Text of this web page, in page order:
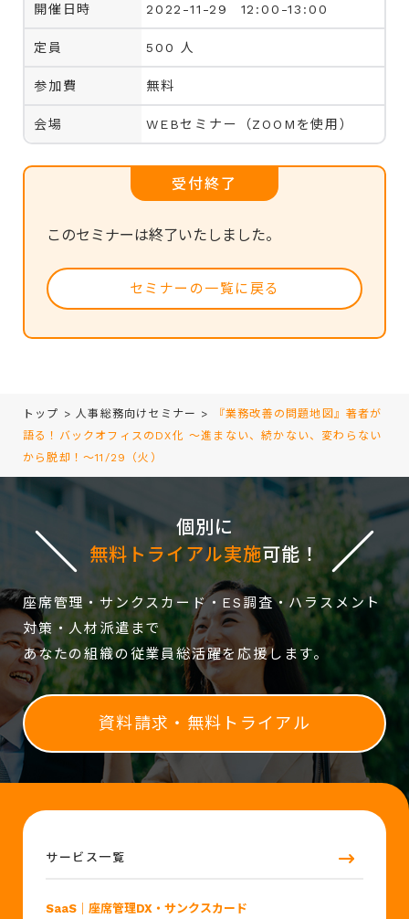
開催日時 2022-11-29 12:00-13:00
定員 500 人
参加費 無料
会場 WEBセミナー（ZOOMを使用）
受付終了
このセミナーは終了いたしました。
セミナーの一覧に戻る
トップ >人事総務向けセミナー >
『業務改善の問題地図』著者が
語る！バックオフィスのDX化 ～進まない、続かない、変わらない
から脱却！～11/29（火）
個別に
無料トライアル実施可能！
座席管理・サンクスカード・ES調査・ハラスメント
対策・人材派遣まで
あなたの組織の従業員総活躍を応援します。
資料請求・無料トライアル
サービス一覧
SaaS ｜座席管理DX・サンクスカード